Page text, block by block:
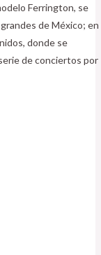
Ferrington, se
de México; en
donde se
de conciertos por